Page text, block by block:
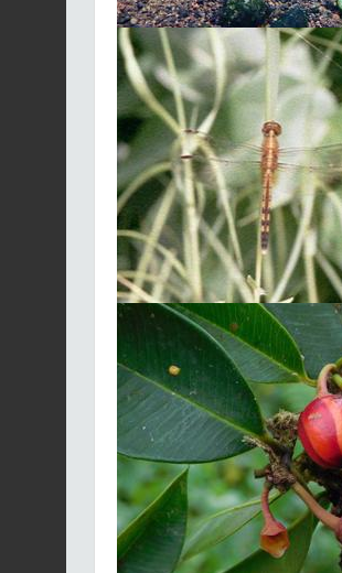
Grande Aigrette |
Ardea alba
2025-12-03
Anolis marbré (L') |
Ctenonotus
marmoratus
2025-12-03
Sucrier à poitrine
jaune | Coereba
flaveola
2025-12-03
Anolis marbré (L') |
Ctenonotus
marmoratus
2025-12-03
Iguane commun (L') |
Iguana iguana
2025-12-03
Anolis marbré (L') |